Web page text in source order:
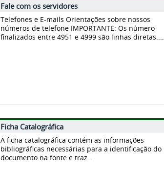
Fale com os servidores
Telefones e E-mails Orientações sobre nossos
números de telefone IMPORTANTE: Os número
finalizados entre 4951 e 4999 são linhas diretas....
Ficha Catalográfica
A ficha catalográfica contém as informações
bibliográficas necessárias para a identificação do
documento na fonte e traz...